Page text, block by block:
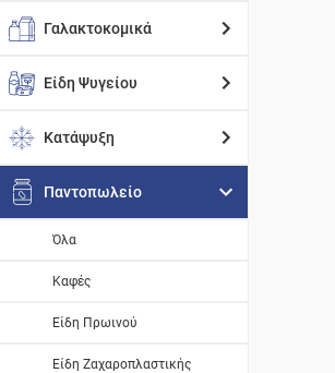
Γαλακτοκομικά
Είδη Ψυγείου
Κατάψυξη
Παντοπωλείο
Όλα
Καφές
Είδη Πρωινού
Είδη Ζαχαροπλαστικής